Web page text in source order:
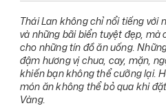
Thái Lan không chỉ nổi tiếng với
và những bãi biển tuyệt đẹp,
cho những tín đồ ăn uống.
đậm hương vị chua, cay, mặn,
khiến bạn không thể cưỡng lại.
món ăn không thể bỏ qua khi
Vàng.